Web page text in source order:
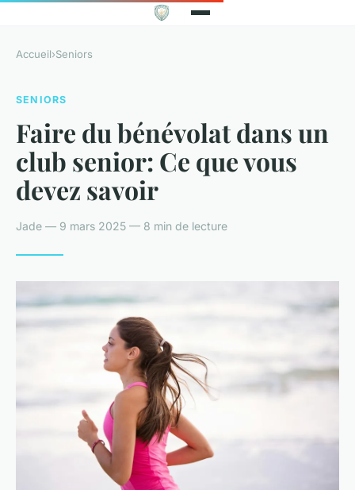
Accueil›Seniors
SENIORS
Faire du bénévolat dans un
club senior: Ce que vous
devez savoir
Jade — 9 mars 2025 — 8 min de lecture